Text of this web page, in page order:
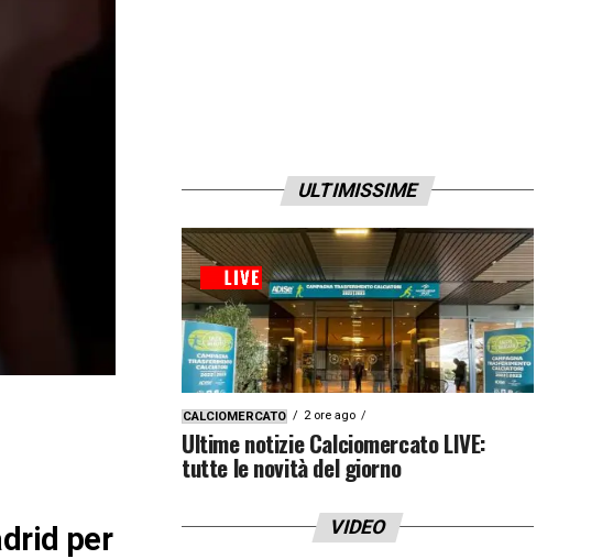
per
ULTIMISSIME
CALCIOMERCATO 2 ore ago
Ultime notizie Calciomercato LIVE:
tutte le novità del giorno
VIDEO